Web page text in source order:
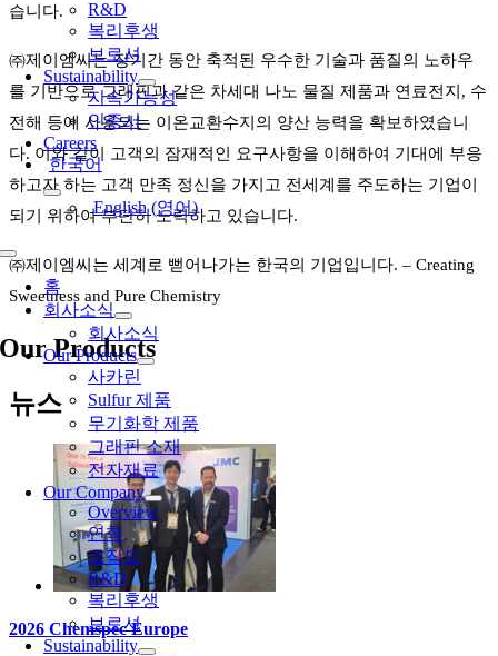
R&D
복리후생
브로셔
Sustainability
지속가능성
인증서
Careers
한국어
English(영어)
Toggle
Navigation
홈
회사소식
회사소식
Our Products
사카린
Sulfur 제품
무기화학 제품
그래핀 소재
전자재료
Our Company
Overview
연혁
조직도
R&D
복리후생
브로셔
Sustainability
습니다.
㈜제이엠씨는 장기간 동안 축적된 우수한 기술과 품질의 노하우
를 기반으로 그래핀과 같은 차세대 나노 물질 제품과 연료전지, 수
전해 등에 사용되는 이온교환수지의 양산 능력을 확보하였습니
다. 이와 같이 고객의 잠재적인 요구사항을 이해하여 기대에 부응
하고자 하는 고객 만족 정신을 가지고 전세계를 주도하는 기업이
되기 위하여 부단히 노력하고 있습니다.
㈜제이엠씨는 세계로 뻗어나가는 한국의 기업입니다. – Creating
Sweetness and Pure Chemistry
Our Products
뉴스
2026 Chemspec Europe